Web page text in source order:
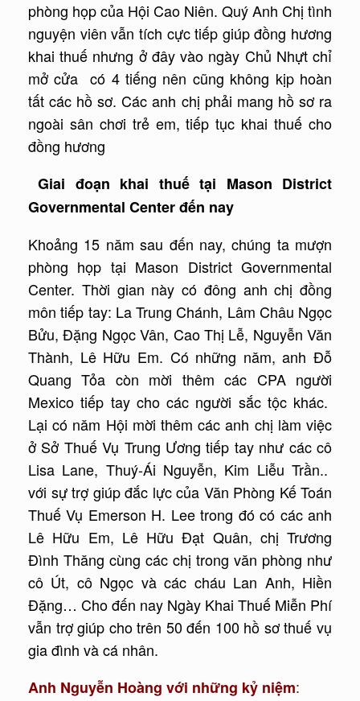
phòng họp của Hội Cao Niên. Quý Anh Chị tình
nguyện viên vẫn tích cực tiếp giúp đồng hương
khai thuế nhưng ở đây vào ngày Chủ Nhựt chỉ
mở cửa có 4 tiếng nên cũng không kịp hoàn
tất các hồ sơ. Các anh chị phải mang hồ sơ ra
ngoài sân chơi trẻ em, tiếp tục khai thuế cho
đồng hương
Giai đoạn khai thuế tại Mason District
Governmental Center đến nay
Khoảng 15 năm sau đến nay, chúng ta mượn
phòng họp tại Mason District Governmental
Center. Thời gian này có đông anh chị đồng
môn tiếp tay: La Trung Chánh, Lâm Châu Ngọc
Bửu, Đặng Ngọc Vân, Cao Thị Lễ, Nguyễn Văn
Thành, Lê Hữu Em. Có những năm, anh Đỗ
Quang Tỏa còn mời thêm các CPA người
Mexico tiếp tay cho các người sắc tộc khác.
Lại có năm Hội mời thêm các anh chị làm việc
ở Sở Thuế Vụ Trung Ương tiếp tay như các cô
Lisa Lane, Thuý-Ái Nguyễn, Kim Liễu Trần..
với sự trợ giúp đắc lực của Văn Phòng Kế Toán
Thuế Vụ Emerson H. Lee trong đó có các anh
Lê Hữu Em, Lê Hữu Đạt Quân, chị Trương
Đình Thăng cùng các chị trong văn phòng như
cô Út, cô Ngọc và các cháu Lan Anh, Hiền
Đặng… Cho đến nay Ngày Khai Thuế Miễn Phí
vẫn trợ giúp cho trên 50 đến 100 hồ sơ thuế vụ
gia đình và cá nhân.
Anh Nguyễn Hoàng với những kỷ niệm: